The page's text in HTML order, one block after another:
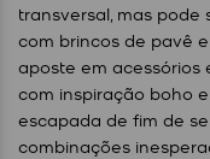
transversal, mas
com brincos de pavê
aposte em acessórios
com inspiração boho
escapada de fim de
combinações